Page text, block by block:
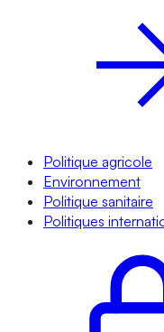
Politique agricole
Environnement
Politique sanitaire
Politiques